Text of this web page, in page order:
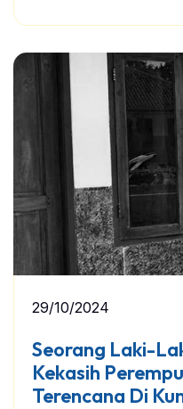
29/10/2024
Seorang Laki-
Kekasih
Terencana Di